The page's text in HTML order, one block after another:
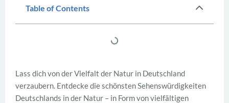
Table of Contents
Lass dich von der Vielfalt der Natur in Deutschland
verzaubern. Entdecke die schönsten Sehenswürdigkeiten
Deutschlands in der Natur – in Form von vielfältigen